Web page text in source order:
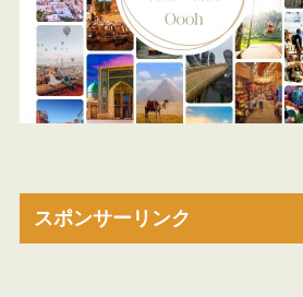
スポンサーリンク